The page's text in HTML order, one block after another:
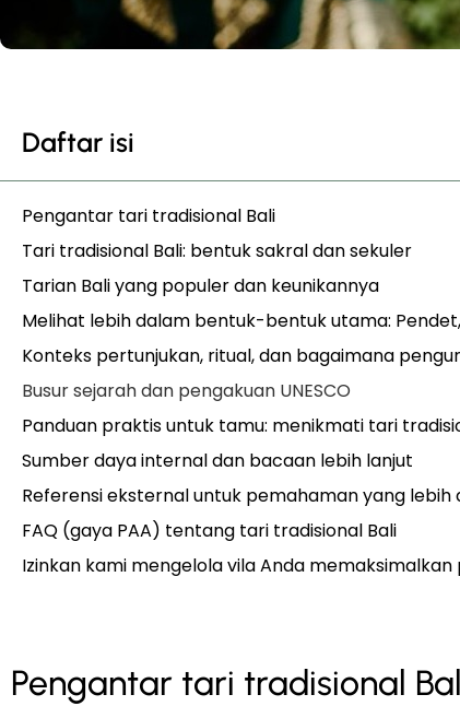
Daftar isi
Pengantar tari tradisional Bali
Tari tradisional Bali: bentuk sakral dan sekuler
Tarian Bali yang populer dan keunikannya
Melihat lebih dalam bentuk-bentuk utama:
Konteks pertunjukan, ritual, dan bagaimana
Busur sejarah dan pengakuan UNESCO
Panduan praktis untuk tamu: menikmati tari
Sumber daya internal dan bacaan lebih lanjut
Referensi eksternal untuk pemahaman yang lebih
FAQ (gaya PAA) tentang tari tradisional Bali
Izinkan kami mengelola vila Anda
Pengantar tari tradisional